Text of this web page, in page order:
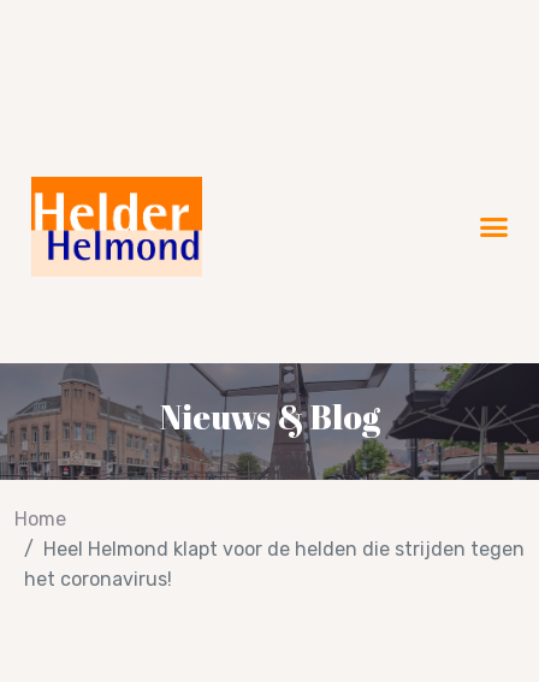
Nieuws & Blog
Home
Heel Helmond klapt voor de helden die strijden tegen
het coronavirus!